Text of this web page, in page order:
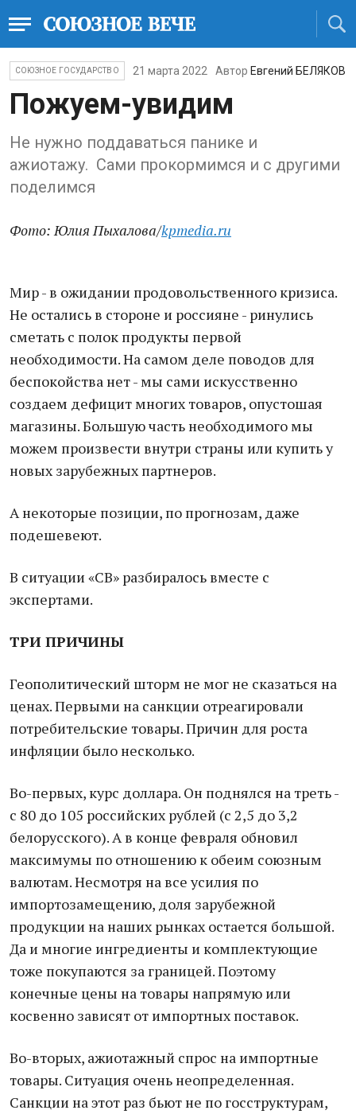
СОЮЗНОЕ ГОСУДАРСТВО 21 марта 2022 Автор Евгений БЕЛЯКОВ
Пожуем-увидим
Не нужно поддаваться панике и
ажиотажу. Сами прокормимся и с другими
поделимся
Фото: Юлия Пыхалова/kpmedia.ru
Мир - в ожидании продовольственного кризиса.
Не остались в стороне и россияне - ринулись
сметать с полок продукты первой
необходимости. На самом деле поводов для
беспокойства нет - мы сами искусственно
создаем дефицит многих товаров, опустошая
магазины. Большую часть необходимого мы
можем произвести внутри страны или купить у
новых зарубежных партнеров.
А некоторые позиции, по прогнозам, даже
подешевеют.
В ситуации «СВ» разбиралось вместе с
экспертами.
ТРИ ПРИЧИНЫ
Геополитический шторм не мог не сказаться на
ценах. Первыми на санкции отреагировали
потребительские товары. Причин для роста
инфляции было несколько.
Во-первых, курс доллара. Он поднялся на треть -
с 80 до 105 российских рублей (с 2,5 до 3,2
белорусского). А в конце февраля обновил
максимумы по отношению к обеим союзным
валютам. Несмотря на все усилия по
импортозамещению, доля зарубежной
продукции на наших рынках остается большой.
Да и многие ингредиенты и комплектующие
тоже покупаются за границей. Поэтому
конечные цены на товары напрямую или
косвенно зависят от импортных поставок.
Во-вторых, ажиотажный спрос на импортные
товары. Ситуация очень неопределенная.
Санкции на этот раз бьют не по госструктурам,